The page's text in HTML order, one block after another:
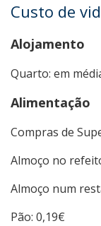
Custo de
Alojamento
Quarto: em
Alimentação
Compras de
Almoço no
Almoço num
Pão: 0,19€